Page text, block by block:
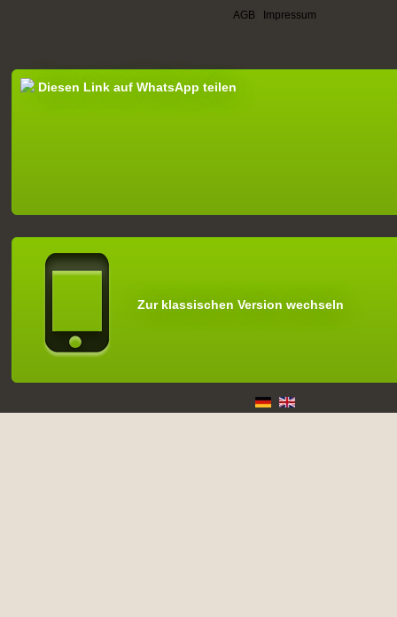
AGB Impressum
Diesen Link auf WhatsApp teilen
Zur klassischen Version wechseln